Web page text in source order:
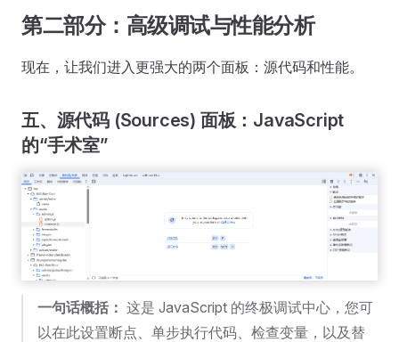
第二部分：高级调试与性能分析
现在，让我们进入更强大的两个面板：源代码和性能。
五、源代码 (Sources) 面板：JavaScript
的“手术室”
一句话概括： 这是 JavaScript 的终极调试中心，您可
以在此设置断点、单步执行代码、检查变量，以及替